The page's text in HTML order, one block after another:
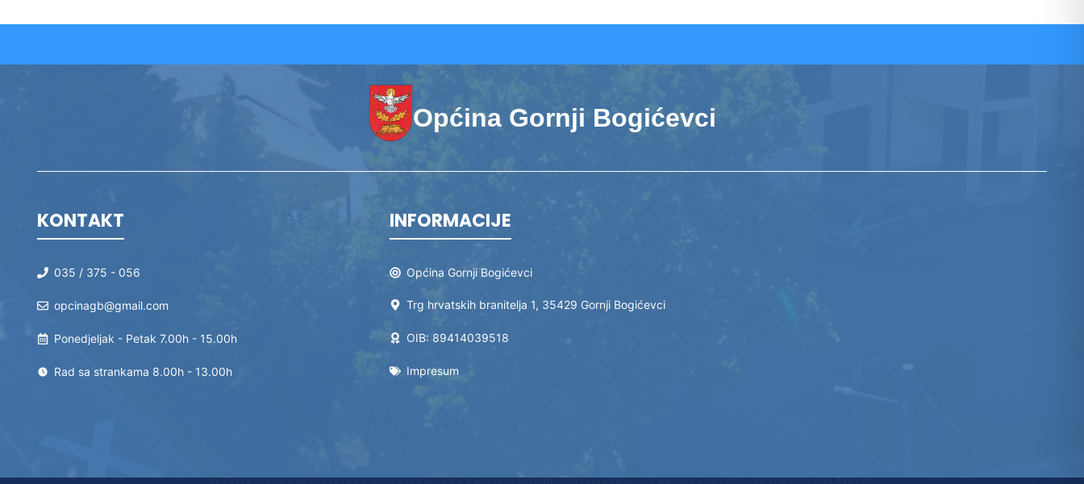
Općina Gornji Bogićevci
KONTAKT
035 / 375 - 056
opcinagb@gmail.com
Ponedjeljak - Petak 7.00h - 15.00h
Rad sa strankama 8.00h - 13.00h
INFORMACIJE
Općina Gornji Bogićevci
Trg hrvatskih branitelja 1, 35429 Gornji Bogićevci
OIB: 89414039518
Impresum